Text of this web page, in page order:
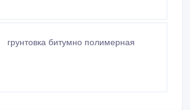
грунтовка битумно полимерная